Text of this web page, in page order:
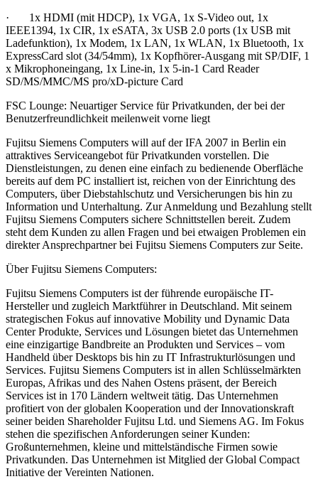
· 1x HDMI (mit HDCP), 1x VGA, 1x S-Video out, 1x
IEEE1394, 1x CIR, 1x eSATA, 3x USB 2.0 ports (1x USB mit
Ladefunktion), 1x Modem, 1x LAN, 1x WLAN, 1x Bluetooth, 1x
ExpressCard slot (34/54mm), 1x Kopfhörer-Ausgang mit SP/DIF, 1
x Mikrophoneingang, 1x Line-in, 1x 5-in-1 Card Reader
SD/MS/MMC/MS pro/xD-picture Card
FSC Lounge: Neuartiger Service für Privatkunden, der bei der
Benutzerfreundlichkeit meilenweit vorne liegt
Fujitsu Siemens Computers will auf der IFA 2007 in Berlin ein
attraktives Serviceangebot für Privatkunden vorstellen. Die
Dienstleistungen, zu denen eine einfach zu bedienende Oberfläche
bereits auf dem PC installiert ist, reichen von der Einrichtung des
Computers, über Diebstahlschutz und Versicherungen bis hin zu
Information und Unterhaltung. Zur Anmeldung und Bezahlung stellt
Fujitsu Siemens Computers sichere Schnittstellen bereit. Zudem
steht dem Kunden zu allen Fragen und bei etwaigen Problemen ein
direkter Ansprechpartner bei Fujitsu Siemens Computers zur Seite.
Über Fujitsu Siemens Computers:
Fujitsu Siemens Computers ist der führende europäische IT-
Hersteller und zugleich Marktführer in Deutschland. Mit seinem
strategischen Fokus auf innovative Mobility und Dynamic Data
Center Produkte, Services und Lösungen bietet das Unternehmen
eine einzigartige Bandbreite an Produkten und Services – vom
Handheld über Desktops bis hin zu IT Infrastrukturlösungen und
Services. Fujitsu Siemens Computers ist in allen Schlüsselmärkten
Europas, Afrikas und des Nahen Ostens präsent, der Bereich
Services ist in 170 Ländern weltweit tätig. Das Unternehmen
profitiert von der globalen Kooperation und der Innovationskraft
seiner beiden Shareholder Fujitsu Ltd. und Siemens AG. Im Fokus
stehen die spezifischen Anforderungen seiner Kunden:
Großunternehmen, kleine und mittelständische Firmen sowie
Privatkunden. Das Unternehmen ist Mitglied der Global Compact
Initiative der Vereinten Nationen.